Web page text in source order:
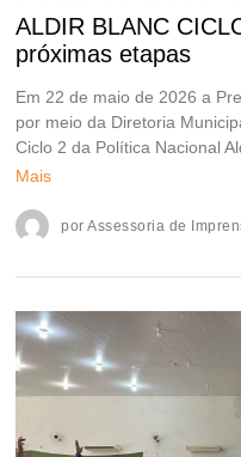
ALDIR BLANC
próximas etapas
Em 22 de maio de 2026 a
por meio da Diretoria
Ciclo 2 da Política Nacional
Mais
porAssessoria de